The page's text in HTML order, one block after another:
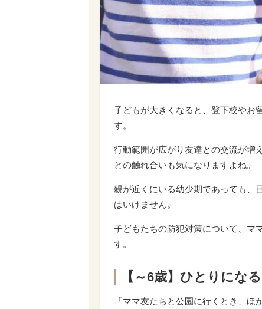
子どもが大きくなると、登下校やお
す。
行動範囲が広がり友達との交流が増
との触れ合いも気になりますよね。
親が近くにいる幼少期であっても、
はいけません。
子どもたちの防犯対策について、マ
す。
【～6歳】ひとりにな
「ママ友たちと公園に行くとき、